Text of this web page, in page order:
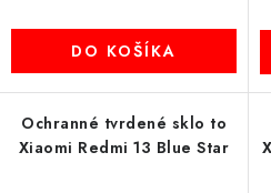
DO KOŠÍKA
Ochranné tvrdené sklo to
Xiaomi Redmi 13 Blue Star